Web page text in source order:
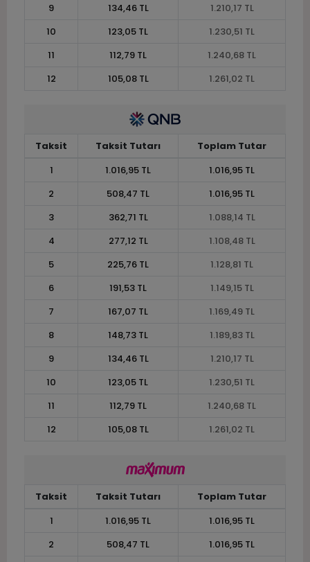
9
134,46 TL
1.210,17 TL
10
123,05 TL
1.230,51 TL
11
112,79 TL
1.240,68 TL
12
105,08 TL 1.261,02 TL
Taksit Taksit Tutarı
Toplam Tutar
1
1.016,95 TL
1.016,95 TL
2
508,47 TL
1.016,95 TL
3
362,71 TL
1.088,14 TL
4
277,12 TL
1.108,48 TL
5
225,76 TL
1.128,81 TL
6
191,53 TL
1.149,15 TL
7
167,07 TL
1.169,49 TL
8
148,73 TL
1.189,83 TL
9
134,46 TL
1.210,17 TL
10
123,05 TL
1.230,51 TL
11
112,79 TL
1.240,68 TL
12
105,08 TL 1.261,02 TL
Taksit Taksit Tutarı
Toplam Tutar
1
1.016,95 TL
1.016,95 TL
2
508,47 TL
1.016,95 TL